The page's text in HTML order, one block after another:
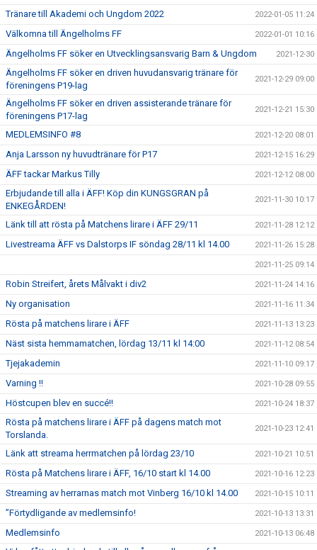
Tränare till Akademi och Ungdom 2022 2022-01-05 11:24
Välkomna till Ängelholms FF 2022-01-01 10:16
Ängelholms FF söker en Utvecklingsansvarig Barn & Ungdom 2021-12-30
Ängelholms FF söker en driven huvudansvarig tränare för
föreningens P19-lag
2021-12-29 09:00
Ängelholms FF söker en driven assisterande tränare för
föreningens P17-lag
2021-12-21 15:30
MEDLEMSINFO #8 2021-12-20 08:01
Anja Larsson ny huvudtränare för P17 2021-12-15 16:29
ÄFF tackar Markus Tilly 2021-12-12 08:00
Erbjudande till alla i ÄFF! Köp din KUNGSGRAN på
ENKEGÅRDEN!
2021-11-30 10:17
Länk till att rösta på Matchens lirare i ÄFF 29/11 2021-11-28 12:12
Livestreama ÄFF vs Dalstorps IF söndag 28/11 kl 14.00 2021-11-26 15:28
2021-11-25 09:14
Robin Streifert, årets Målvakt i div2 2021-11-24 14:16
Ny organisation 2021-11-16 11:34
Rösta på matchens lirare i ÄFF 2021-11-13 13:23
Näst sista hemmamatchen, lördag 13/11 kl 14:00 2021-11-12 08:54
Tjejakademin 2021-11-10 09:17
Varning !! 2021-10-28 09:55
Höstcupen blev en succé!! 2021-10-24 18:37
Rösta på matchens lirare i ÄFF på dagens match mot
Torslanda.
2021-10-23 12:41
Länk att streama herrmatchen på lördag 23/10 2021-10-21 10:51
Rösta på Matchens lirare i ÄFF, 16/10 start kl 14.00 2021-10-16 12:23
Streaming av herrarnas match mot Vinberg 16/10 kl 14.00 2021-10-15 10:11
”Förtydligande av medlemsinfo! 2021-10-13 13:31
Medlemsinfo 2021-10-13 06:48